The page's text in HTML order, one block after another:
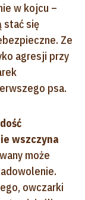
w kojcu –
stać się
Ze
agresji przy
psa.
wszczyna
może
owczarki